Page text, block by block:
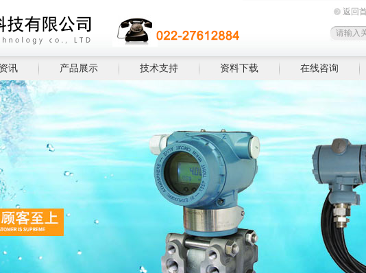
返回
讯 产品展示 技术支持 资料下载 在线咨询